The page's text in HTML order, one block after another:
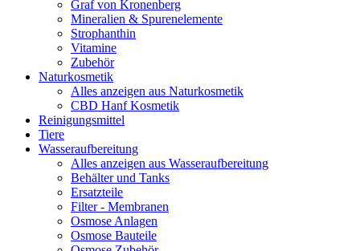
Graf von Kronenberg
Mineralien & Spurenelemente
Strophanthin
Vitamine
Zubehör
Naturkosmetik
Alles anzeigen aus Naturkosmetik
CBD Hanf Kosmetik
Reinigungsmittel
Tiere
Wasseraufbereitung
Alles anzeigen aus Wasseraufbereitung
Behälter und Tanks
Ersatzteile
Filter - Membranen
Osmose Anlagen
Osmose Bauteile